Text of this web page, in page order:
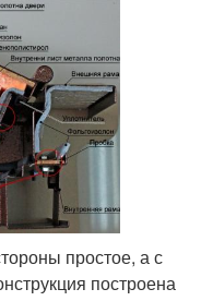
простое, а с
построена